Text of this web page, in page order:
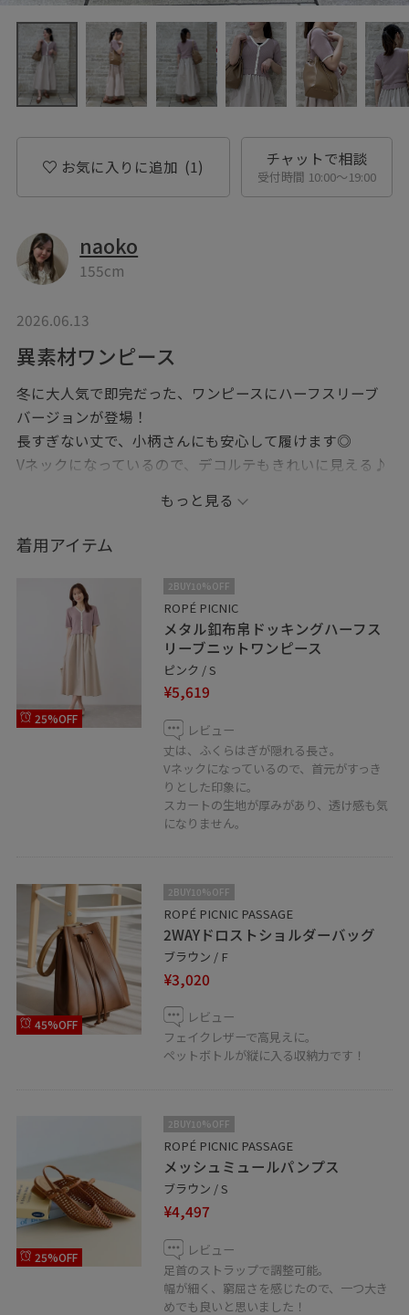
お気に入りに追加 (1) チャットで相談
受付時間 10:00〜19:00
naoko
155cm
2026.06.13
異素材ワンピース
冬に大人気で即完だった、ワンピースにハーフスリーブ
バージョンが登場！
長すぎない丈で、小柄さんにも安心して履けます◎
Vネックになっているので、デコルテもきれいに見える♪
店舗LINEから、お問い合わせや、お取り置きできます✨
https://lin.ee/4IQH2hz
もっと見る
着用アイテム
25%OFF
2BUY10%OFF
ROPÉ PICNIC
メタル釦布帛ドッキングハーフス
リーブニットワンピース
ピンク / S
¥5,619
レビュー
丈は、ふくらはぎが隠れる長さ。
Vネックになっているので、首元がすっき
りとした印象に。
スカートの生地が厚みがあり、透け感も気
になりません。
45%OFF
2BUY10%OFF
ROPÉ PICNIC PASSAGE
2WAYドロストショルダーバッグ
ブラウン / F
¥3,020
レビュー
フェイクレザーで高見えに。
ペットボトルが縦に入る収納力です！
25%OFF
2BUY10%OFF
ROPÉ PICNIC PASSAGE
メッシュミュールパンプス
ブラウン / S
¥4,497
レビュー
足首のストラップで調整可能。
幅が細く、窮屈さを感じたので、一つ大き
めでも良いと思いました！